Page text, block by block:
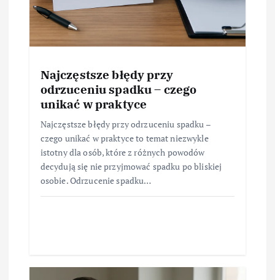
Najczęstsze błędy przy
odrzuceniu spadku – czego
unikać w praktyce
Najczęstsze błędy przy odrzuceniu spadku –
czego unikać w praktyce to temat niezwykle
istotny dla osób, które z różnych powodów
decydują się nie przyjmować spadku po bliskiej
osobie. Odrzucenie spadku…